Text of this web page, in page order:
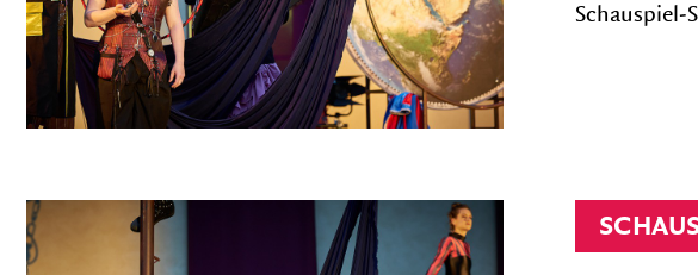
Schauspiel-